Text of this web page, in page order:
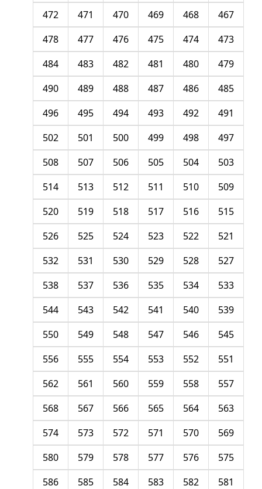
467
468
469
470
471
472
473
474
475
476
477
478
479
480
481
482
483
484
485
486
487
488
489
490
491
492
493
494
495
496
497
498
499
500
501
502
503
504
505
506
507
508
509
510
511
512
513
514
515
516
517
518
519
520
521
522
523
524
525
526
527
528
529
530
531
532
533
534
535
536
537
538
539
540
541
542
543
544
545
546
547
548
549
550
551
552
553
554
555
556
557
558
559
560
561
562
563
564
565
566
567
568
569
570
571
572
573
574
575
576
577
578
579
580
581
582
583
584
585
586